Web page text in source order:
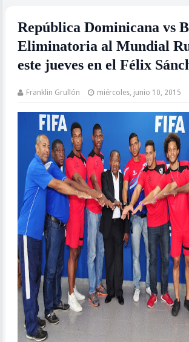
República Dominicana vs
Eliminatoria al Mundial
este jueves en el Félix
Franklin Grullón miércoles, junio 10, 2015